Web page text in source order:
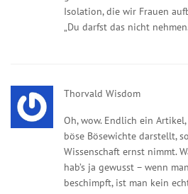
Isolation, die wir Frauen
„Du darfst das nicht
Thorvald Wisdom
Oh, wow. Endlich ein
böse Bösewichte darstellt,
Wissenschaft ernst nimmt.
hab’s ja gewusst – wenn
beschimpft, ist man kein